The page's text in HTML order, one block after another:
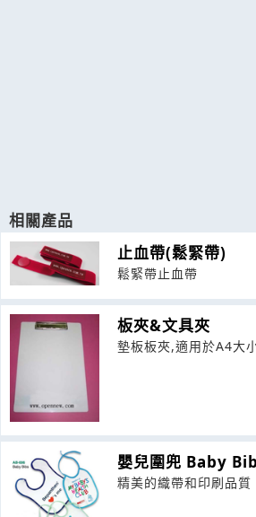
相關產品
止血帶(鬆緊帶)
鬆緊帶止血帶
板夾&文具夾
墊板板夾,適用於A4大
嬰兒圍兜 Baby
精美的織帶和印刷品質